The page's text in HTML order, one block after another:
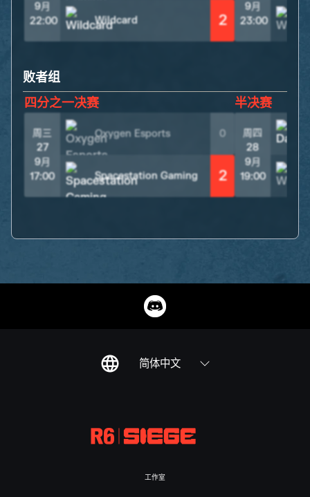
9月
22:00
Wildcard 2
9月
23:00
败者组
四分之一决赛
周三
27
9月
17:00
Oxygen Esports 0
Spacestation Gaming 2
半决赛
周四
28
9月
19:00
简体中文
工作室